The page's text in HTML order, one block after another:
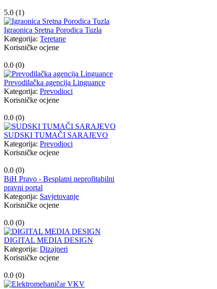
5.0 (1)
Igraonica Sretna Porodica Tuzla
Kategorija: Teretane
Korisničke ocjene
0.0 (0)
Prevodilačka agencija Linguance
Kategorija: Prevodioci
Korisničke ocjene
0.0 (0)
SUDSKI TUMAČI SARAJEVO
Kategorija: Prevodioci
Korisničke ocjene
0.0 (0)
BiH Pravo - Besplatni neprofitabilni
pravni portal
Kategorija: Savjetovanje
Korisničke ocjene
0.0 (0)
DIGITAL MEDIA DESIGN
Kategorija: Dizajneri
Korisničke ocjene
0.0 (0)